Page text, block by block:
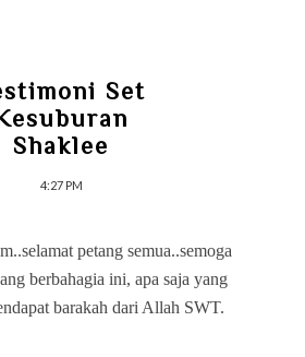
Set
Shaklee
4:27 PM
petang semua..semoga
berbahagia ini, apa saja yang
barakah dari Allah SWT.